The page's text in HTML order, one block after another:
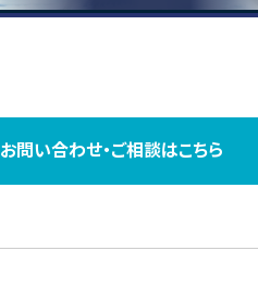
問い合わせ・ご相談はこちら